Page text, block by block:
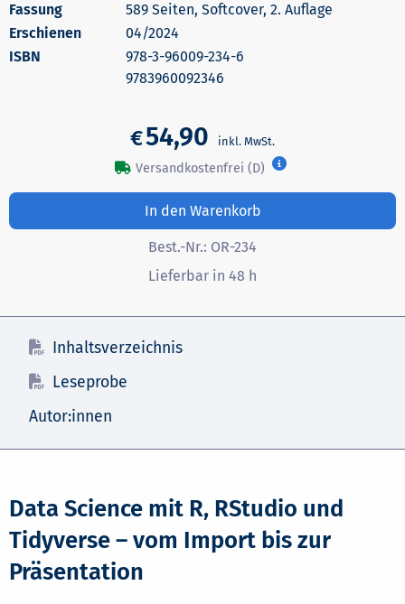
589 Seiten, Softcover, 2. Auflage
Erschienen
04/2024
978-3-96009-234-6
9783960092346
€54,90
Versandkostenfrei (D)
In den Warenkorb
Best.-Nr.: OR-234
Lieferbar in 48 h
Inhaltsverzeichnis
Leseprobe
Autor:innen
Data Science mit R, RStudio und
Tidyverse – vom Import bis zur
Präsentation